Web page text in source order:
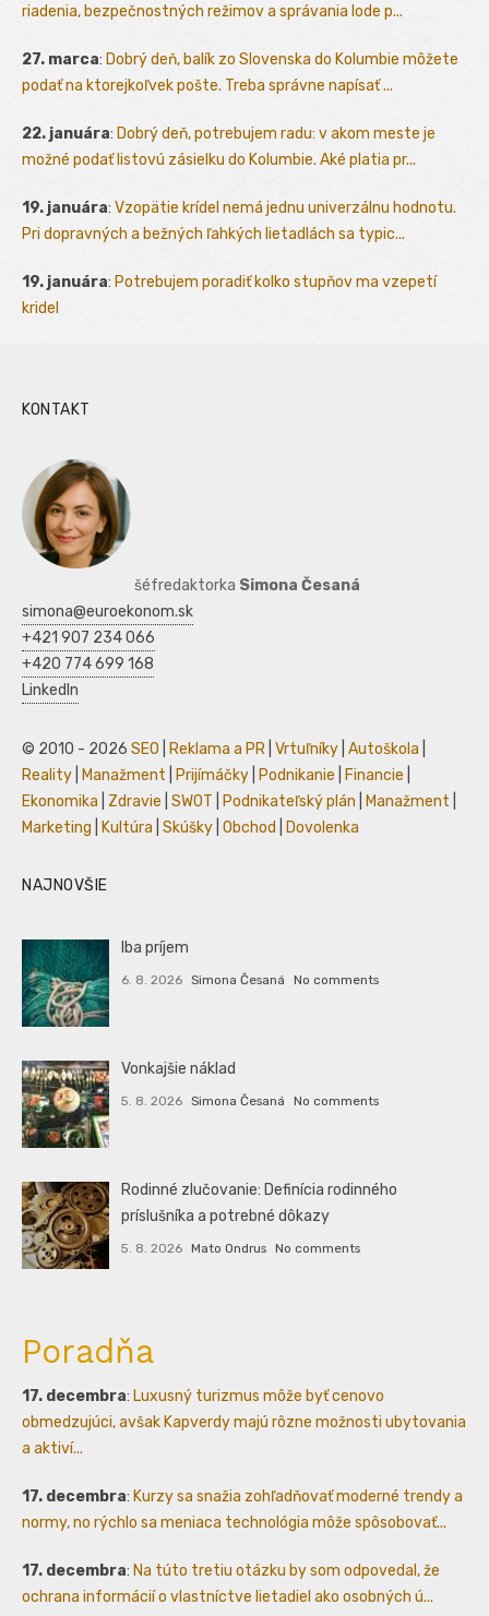
riadenia, bezpečnostných režimov a správania lode p...
27. marca: Dobrý deň, balík zo Slovenska do Kolumbie môžete
podať na ktorejkoľvek pošte. Treba správne napísať ...
22. januára: Dobrý deň, potrebujem radu: v akom meste je
možné podať listovú zásielku do Kolumbie. Aké platia pr...
19. januára: Vzopätie krídel nemá jednu univerzálnu hodnotu.
Pri dopravných a bežných ľahkých lietadlách sa typic...
19. januára: Potrebujem poradiť kolko stupňov ma vzepetí
kridel
KONTAKT
šéfredaktorka Simona Česaná
simona@euroekonom.sk
+421 907 234 066
+420 774 699 168
LinkedIn
© 2010 - 2026 SEO Reklama a PR Vrtuľníky Autoškola
Reality
Manažment Prijímáčky Podnikanie Financie
Ekonomika
Zdravie SWOT Podnikateľský plán Manažment
Marketing
Kultúra Skúšky Obchod Dovolenka
NAJNOVŠIE
Iba príjem
6. 8. 2026 Simona Česaná No comments
Vonkajšie náklad
5. 8. 2026 Simona Česaná No comments
Rodinné zlučovanie: Definícia rodinného
príslušníka a potrebné dôkazy
5. 8. 2026 Mato Ondrus No comments
Poradňa
17. decembra: Luxusný turizmus môže byť cenovo
obmedzujúci, avšak Kapverdy majú rôzne možnosti ubytovania
a aktiví...
17. decembra: Kurzy sa snažia zohľadňovať moderné trendy a
normy, no rýchlo sa meniaca technológia môže spôsobovať...
17. decembra: Na túto tretiu otázku by som odpovedal, že
ochrana informácií o vlastníctve lietadiel ako osobných ú...